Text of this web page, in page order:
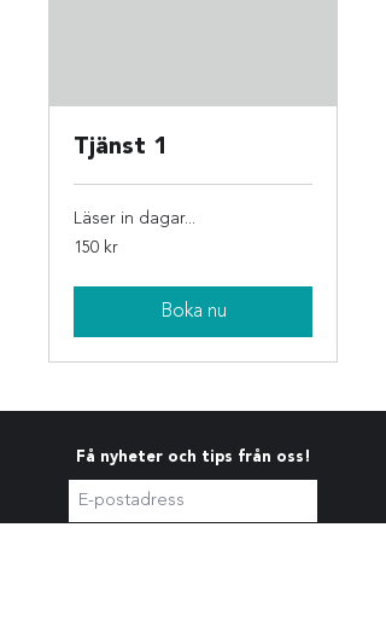
Tjänst 1
Läser in dagar...
150
svenska
150 kr
Boka nu
Få nyheter och tips från oss!